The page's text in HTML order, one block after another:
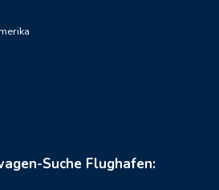
Suche Flughafen: